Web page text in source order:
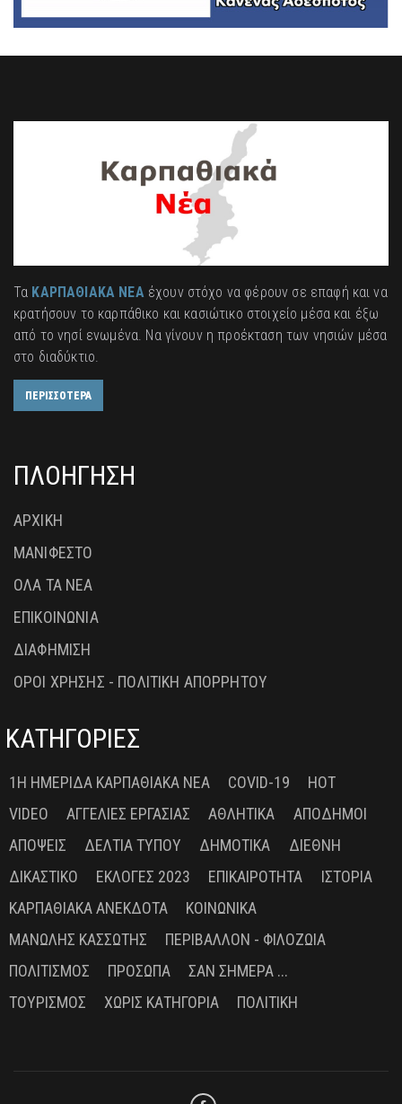
Τα ΚΑΡΠΑΘΙΑΚΑ ΝΕΑέχουν στόχο να φέρουν σε επαφή και να
κρατήσουν το καρπάθικο και κασιώτικο στοιχείο μέσα και έξω
από το νησί ενωμένα. Να γίνουν η προέκταση των νησιών μέσα
στο διαδύκτιο.
ΠΕΡΙΣΣΟΤΕΡΑ
ΠΛΟΗΓΗΣΗ
ΑΡΧΙΚΗ
ΜΑΝΙΦΕΣΤΟ
ΟΛΑ ΤΑ ΝΕΑ
ΕΠΙΚΟΙΝΩΝΙΑ
ΔΙΑΦΗΜΙΣΗ
ΟΡΟΙ ΧΡΗΣΗΣ - ΠΟΛΙΤΙΚΗ ΑΠΟΡΡΗΤΟΥ
ΚΑΤΗΓΟΡΙΕΣ
1Η ΗΜΕΡΊΔΑ ΚΑΡΠΑΘΙΑΚΆ ΝΈΑ COVID-19
HOT
VIDEO
ΑΓΓΕΛΊΕΣ ΕΡΓΑΣΊΑΣ ΑΘΛΗΤΙΚΆ
ΑΠΌΔΗΜΟΙ
ΑΠΌΨΕΙΣ
ΔΕΛΤΊΑ ΤΎΠΟΥ ΔΗΜΟΤΙΚΆ
ΔΙΕΘΝΉ
ΔΙΚΑΣΤΙΚΌ
ΕΚΛΟΓΈΣ 2023 ΕΠΙΚΑΙΡΌΤΗΤΑ
ΙΣΤΟΡΊΑ
ΚΑΡΠΑΘΙΑΚΆ ΑΝΈΚΔΟΤΑ
ΚΟΙΝΩΝΙΚΆ
ΜΑΝΏΛΗΣ ΚΑΣΣΏΤΗΣ
ΠΕΡΙΒΆΛΛΟΝ - ΦΙΛΟΖΩΊΑ
ΠΟΛΙΤΙΣΜΌΣ
ΠΡΌΣΩΠΑ
ΣΑΝ ΣΉΜΕΡΑ ...
ΤΟΥΡΙΣΜΌΣ
ΧΩΡΊΣ ΚΑΤΗΓΟΡΊΑ ΠΟΛΙΤΙΚΉ